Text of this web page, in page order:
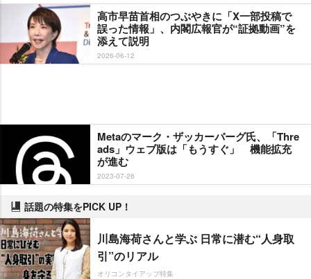
高市早苗首相のつぶやきに「X一部投稿で
誤った情報」、内閣広報官が“証拠動画”を
添えて説明
2026-06-12
Metaのマーク・ザッカーバーグ氏、「Thre
ads」ウェブ版は「もうすぐ」 機能拡充
が進む
2023-07-26
話題の特集をPICK UP！
川島海荷さんと学ぶ 日常に潜む“人身取
引”のリアル
オリコンタイアップ特集